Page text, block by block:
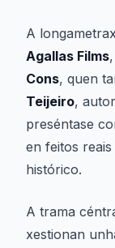
A
Agallas Films
Cons, quen
Teijeiro,
preséntase
en feitos
histórico.
A trama
xestionan